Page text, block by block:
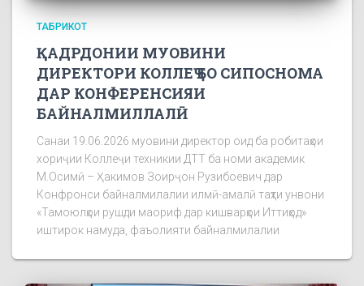
ТАБРИКОТ
ҚАДРДОНИИ МУОВИНИ
ДИРЕКТОРИ КОЛЛЕҶ БО СИПОСНОМА
ДАР КОНФЕРЕНСИЯИ
БАЙНАЛМИЛЛАЛӢ
Санаи 19.06.2026 муовини директор оид ба робитаҳои
хориҷии Коллеҷи техникии ДТТ ба номи академик
М.Осимӣ – Ҳакимов Зоирҷон Рузибоевич дар
Конфронси байналмилалии илмӣ-амалӣ таҳти унвони
«Тамоюлҳои рушди маориф дар кишварҳои Иттиҳод»
иштирок намуда, фаъолияти байналмилалии